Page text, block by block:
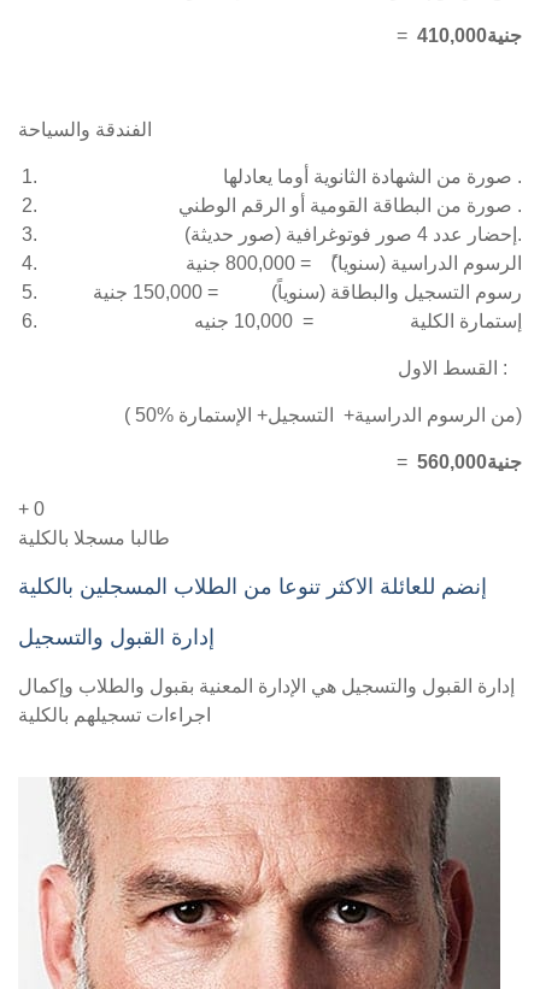
= 410,000جنية
الفندقة والسياحة
صورة من الشهادة الثانوية أوما يعادلها .
صورة من البطاقة القومية أو الرقم الوطني .
إحضار عدد 4 صور فوتوغرافية (صور حديثة).
الرسوم الدراسية (سنويا)ً = 800,000 جنية
رسوم التسجيل والبطاقة (سنوياً) = 150,000 جنية
إستمارة الكلية = 10,000 جنيه
القسط الاول :
( 50% من الرسوم الدراسية+ التسجيل+ الإستمارة)
= 560,000جنية
+ 0
طالبا مسجلا بالكلية
إنضم للعائلة الاكثر تنوعا من الطلاب المسجلين بالكلية
إدارة القبول والتسجيل
إدارة القبول والتسجيل هي الإدارة المعنية بقبول والطلاب وإكمال
اجراءات تسجيلهم بالكلية